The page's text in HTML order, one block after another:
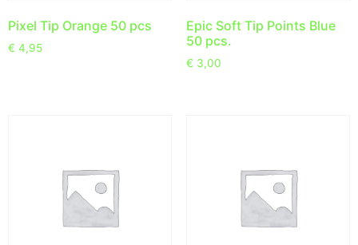
Pixel Tip Orange 50 pcs
€ 4,95
Epic Soft Tip Points Blue
50 pcs.
€ 3,00